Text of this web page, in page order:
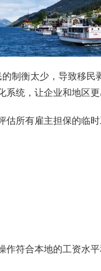
制衡太少，导致移民
统，让企业和地区
所有雇主担保的临
符合本地的工资水